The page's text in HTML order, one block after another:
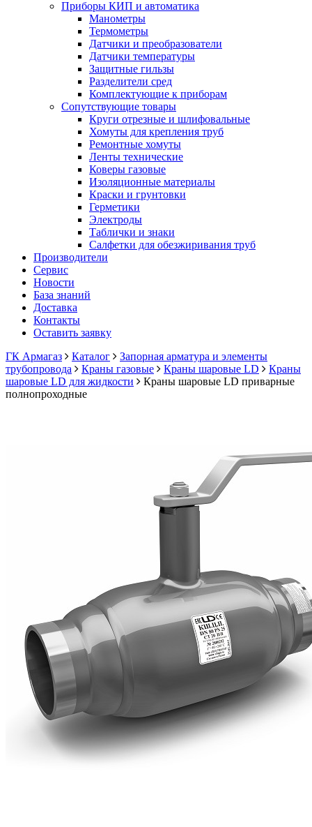
Приборы КИП и автоматика
Манометры
Термометры
Датчики и преобразователи
Датчики температуры
Защитные гильзы
Разделители сред
Комплектующие к приборам
Сопутствующие товары
Круги отрезные и шлифовальные
Хомуты для крепления труб
Ремонтные хомуты
Ленты технические
Коверы газовые
Изоляционные материалы
Краски и грунтовки
Герметики
Электроды
Таблички и знаки
Салфетки для обезжиривания труб
Производители
Сервис
Новости
База знаний
Доставка
Контакты
Оставить заявку
ГК Армагаз
Каталог
Запорная арматура и элементы
трубопровода
Краны газовые Краны шаровые LD
Краны
шаровые LD для жидкости
Краны шаровые LD приварные
полнопроходные